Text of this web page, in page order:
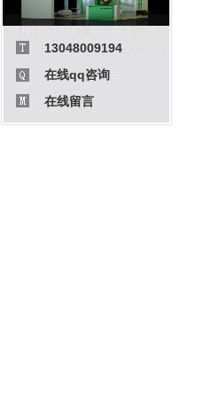
13048009194
在线qq咨询
在线留言